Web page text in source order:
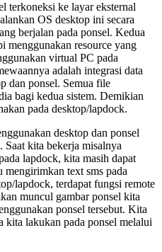
terkoneksi ke layar eksternal
OS desktop ini secara
berjalan pada ponsel. Kedua
menggunakan resource yang
virtual PC pada
adalah integrasi data
dan ponsel. Semua file
bagi kedua sistem. Demikian
pada desktop/lapdock.
desktop dan ponsel
Saat kita bekerja misalnya
lapdock, kita masih dapat
mengirimkan text sms pada
lapdock, terdapat fungsi remote
muncul gambar ponsel kita
ponsel tersebut. Kita
kita lakukan pada ponsel melalui